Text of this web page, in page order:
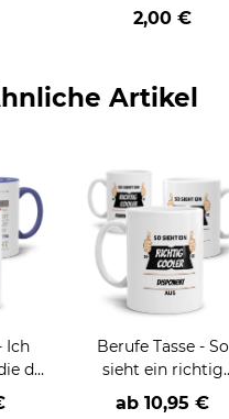
2,00 €
Artikel
Ich
du
-
Berufe Tasse - So
sieht ein richtig
cooler -BERUF- aus
ab 10,95 €